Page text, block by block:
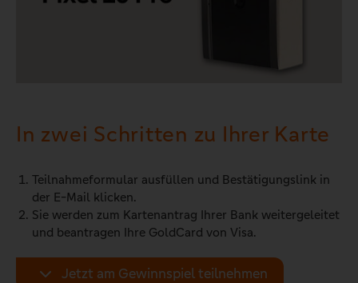
In zwei Schritten zu Ihrer Karte
Teilnahmeformular ausfüllen und Bestätigungslink in
der E-Mail klicken.
Sie werden zum Kartenantrag Ihrer Bank weitergeleitet
und beantragen Ihre GoldCard von Visa.
Jetzt am Gewinnspiel teilnehmen